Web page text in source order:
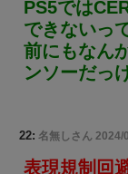
PS5では
できないっ
前にもなん
ンソーだっ
22: 名無しさん 2024/
表現規制回